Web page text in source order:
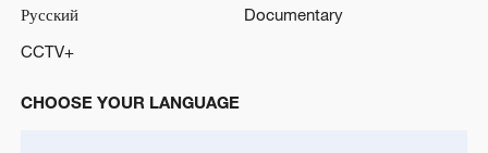
Русский
Documentary
CCTV+
CHOOSE YOUR LANGUAGE